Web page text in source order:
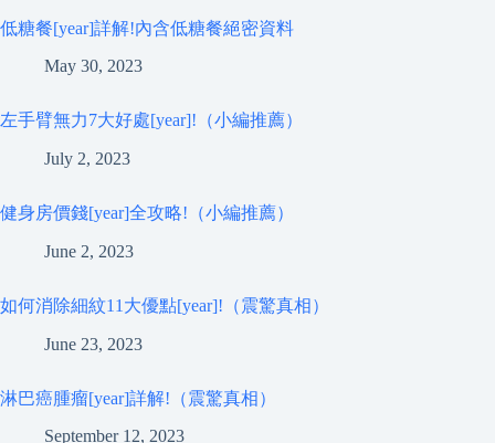
低糖餐[year]詳解!內含低糖餐絕密資料
May 30, 2023
左手臂無力7大好處[year]!（小編推薦）
July 2, 2023
健身房價錢[year]全攻略!（小編推薦）
June 2, 2023
如何消除細紋11大優點[year]!（震驚真相）
June 23, 2023
淋巴癌腫瘤[year]詳解!（震驚真相）
September 12, 2023